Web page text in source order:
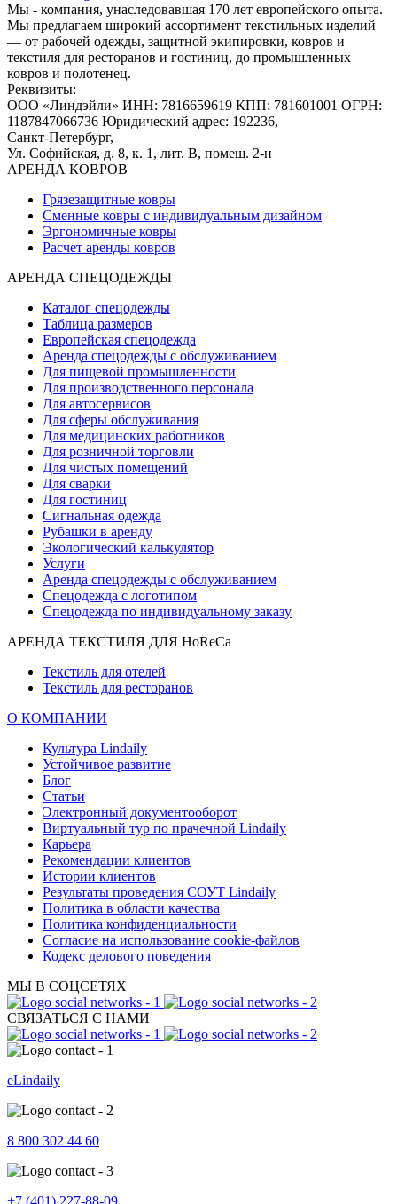
Мы - компания, унаследовавшая 170 лет европейского опыта.
Мы предлагаем широкий ассортимент текстильных изделий
— от рабочей одежды, защитной экипировки, ковров и
текстиля для ресторанов и гостиниц, до промышленных
ковров и полотенец.
Реквизиты:
ООО «Линдэйли» ИНН: 7816659619 КПП: 781601001 ОГРН:
1187847066736 Юридический адрес: 192236,
Санкт-Петербург,
Ул. Софийская, д. 8, к. 1, лит. В, помещ. 2-н
АРЕНДА КОВРОВ
Грязезащитные ковры
Сменные ковры с индивидуальным дизайном
Эргономичные ковры
Расчет аренды ковров
АРЕНДА СПЕЦОДЕЖДЫ
Каталог спецодежды
Таблица размеров
Европейская спецодежда
Аренда спецодежды с обслуживанием
Для пищевой промышленности
Для производственного персонала
Для автосервисов
Для сферы обслуживания
Для медицинских работников
Для розничной торговли
Для чистых помещений
Для сварки
Для гостиниц
Сигнальная одежда
Рубашки в аренду
Экологический калькулятор
Услуги
Аренда спецодежды с обслуживанием
Спецодежда с логотипом
Спецодежда по индивидуальному заказу
АРЕНДА ТЕКСТИЛЯ ДЛЯ HoReCa
Текстиль для отелей
Текстиль для ресторанов
О КОМПАНИИ
Культура Lindaily
Устойчивое развитие
Блог
Статьи
Электронный документооборот
Виртуальный тур по прачечной Lindaily
Карьера
Рекомендации клиентов
Истории клиентов
Результаты проведения СОУТ Lindaily
Политика в области качества
Политика конфиденциальности
Согласие на использование cookie-файлов
Кодекс делового поведения
МЫ В СОЦСЕТЯХ
СВЯЗАТЬСЯ С НАМИ
eLindaily
8 800 302 44 60
+7 (401) 227-88-09